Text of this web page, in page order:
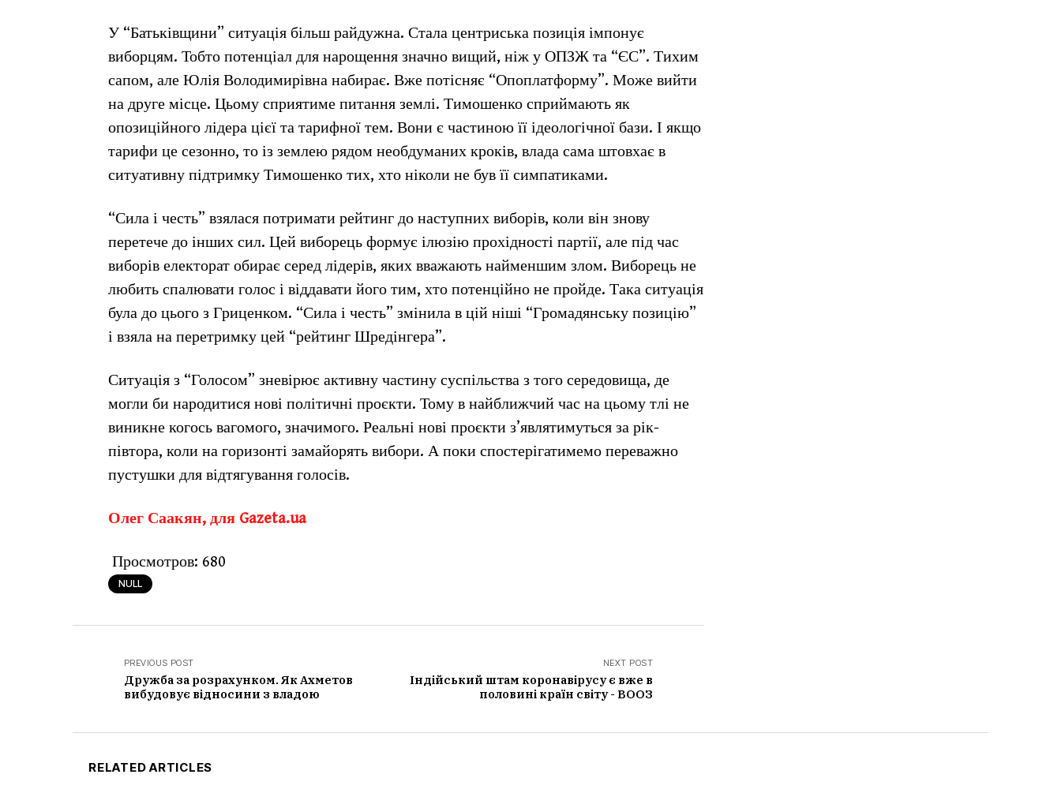
У “Батьківщини” ситуація більш райдужна. Стала центриська позиція імпонує
виборцям. Тобто потенціал для нарощення значно вищий, ніж у ОПЗЖ та “ЄС”. Тихим
сапом, але Юлія Володимирівна набирає. Вже потісняє “Опоплатформу”. Може вийти
на друге місце. Цьому сприятиме питання землі. Тимошенко сприймають як
опозиційного лідера цієї та тарифної тем. Вони є частиною її ідеологічної бази. І якщо
тарифи це сезонно, то із землею рядом необдуманих кроків, влада сама штовхає в
ситуативну підтримку Тимошенко тих, хто ніколи не був її симпатиками.
“Сила і честь” взялася потримати рейтинг до наступних виборів, коли він знову
перетече до інших сил. Цей виборець формує ілюзію прохідності партії, але під час
виборів електорат обирає серед лідерів, яких вважають найменшим злом. Виборець не
любить спалювати голос і віддавати його тим, хто потенційно не пройде. Така ситуація
була до цього з Гриценком. “Сила і честь” змінила в цій ніші “Громадянську позицію”
і взяла на перетримку цей “рейтинг Шредінгера”.
Ситуація з “Голосом” зневірює активну частину суспільства з того середовища, де
могли би народитися нові політичні проєкти. Тому в найближчий час на цьому тлі не
виникне когось вагомого, значимого. Реальні нові проєкти з’являтимуться за рік-
півтора, коли на горизонті замайорять вибори. А поки спостерігатимемо переважно
пустушки для відтягування голосів.
Олег Саакян, для Gazeta.ua
Просмотров: 680
NULL
PREVIOUS POST
Дружба за розрахунком. Як Ахметов
вибудовує відносини з владою
NEXT POST
Індійський штам коронавірусу є вже в
половині країн світу - ВООЗ
RELATED ARTICLES